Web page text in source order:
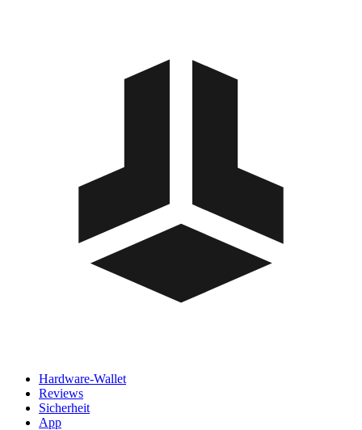
Hardware-Wallet
Reviews
Sicherheit
App